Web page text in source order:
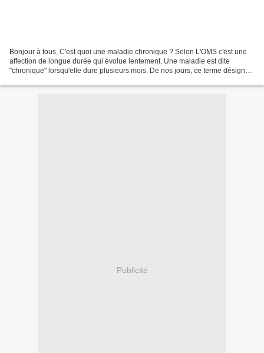
Bonjour à tous, C'est quoi une maladie chronique ? Selon L'OMS c'est une
affection de longue durée qui évolue lentement. Une maladie est dite
"chronique" lorsqu'elle dure plusieurs mois. De nos jours, ce terme désigne
Publicité